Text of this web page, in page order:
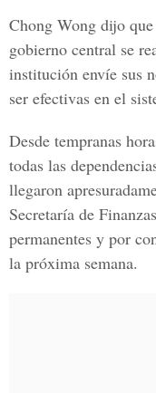
Chong Wong dijo
gobierno central se
institución envíe sus
ser efectivas en el
Desde tempranas
todas las
llegaron
Secretaría de
permanentes y por
la próxima semana.